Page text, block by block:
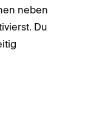
neben
Du